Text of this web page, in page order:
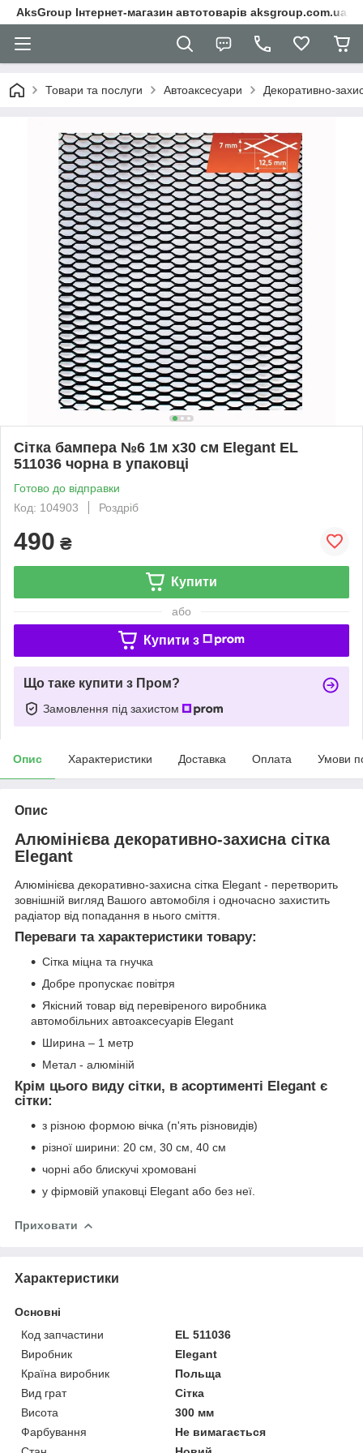
AksGroup Інтернет-магазин автотоварів aksgroup.com.ua
Товари та послуги Автоаксесуари Декоративно-
Сітка бампера №6 1м х30 см Elegant EL
511036 чорна в упаковці
Готово до відправки
Код: 104903
Роздріб
490 ₴
Купити
або
Купити з
Що таке купити з Пром?
Замовлення під захистом
Опис Характеристики Доставка Оплата Умови
Опис
Алюмінієва декоративно-захисна сітка
Elegant
Алюмінієва декоративно-захисна сітка Elegant - перетворить
зовнішній вигляд Вашого автомобіля і одночасно захистить
радіатор від попадання в нього сміття.
Переваги та характеристики товару:
Сітка міцна та гнучка
Добре пропускає повітря
Якісний товар від перевіреного виробника
автомобільних автоаксесуарів Elegant
Ширина – 1 метр
Метал - алюміній
Крім цього виду сітки, в асортименті Elegant є
сітки:
з різною формою вічка (п'ять різновидів)
різної ширини: 20 см, 30 см, 40 см
чорні або блискучі хромовані
у фірмовій упаковці Elegant або без неї.
Приховати
Характеристики
Основні
Код запчастини
EL 511036
Виробник
Elegant
Країна виробник
Польща
Вид грат
Сітка
Висота
300 мм
Фарбування
Не вимагається